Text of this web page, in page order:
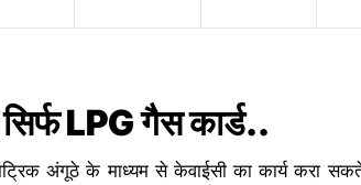
LPG गैस कार्ड..
अंगूठे के माध्यम से केवाईसी का कार्य करा